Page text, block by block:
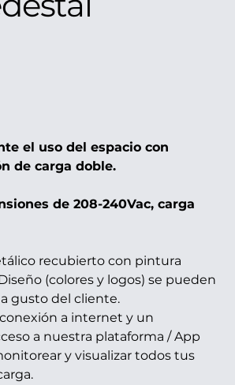
el uso del espacio con
de carga doble.
de 208-240Vac, carga
recubierto con pintura
(colores y logos) se pueden
gusto del cliente.
a internet y un
a nuestra plataforma / App
y visualizar todos tus